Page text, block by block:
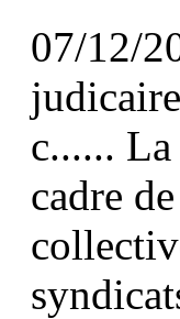
07/12/
c......
cadre